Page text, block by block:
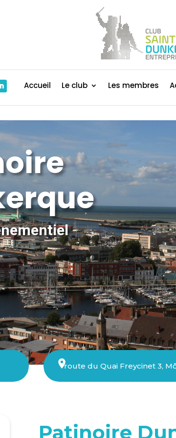
Accueil Le club Les membres
route du Quai Freycinet 3,
Patinoire